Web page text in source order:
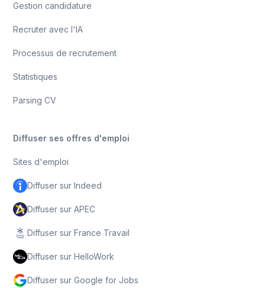
Gestion candidature
Recruter avec l'IA
Processus de recrutement
Statistiques
Parsing CV
Diffuser ses offres d'emploi
Sites d'emploi
Diffuser sur Indeed
Diffuser sur APEC
Diffuser sur France Travail
Diffuser sur HelloWork
Diffuser sur Google for Jobs